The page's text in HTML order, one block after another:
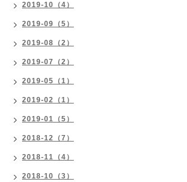
2019-10（4）
2019-09（5）
2019-08（2）
2019-07（2）
2019-05（1）
2019-02（1）
2019-01（5）
2018-12（7）
2018-11（4）
2018-10（3）